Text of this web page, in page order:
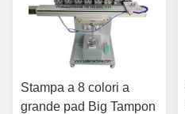
Stampa a 8 colori a
grande pad Big Tampon